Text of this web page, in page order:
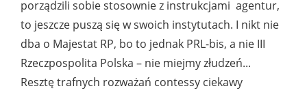
porządzili sobie stosownie z instrukcjami agentur,
to jeszcze puszą się w swoich instytutach. I nikt nie
dba o Majestat RP, bo to jednak PRL-bis, a nie III
Rzeczpospolita Polska – nie miejmy złudzeń...
Resztę trafnych rozważań contessy ciekawy